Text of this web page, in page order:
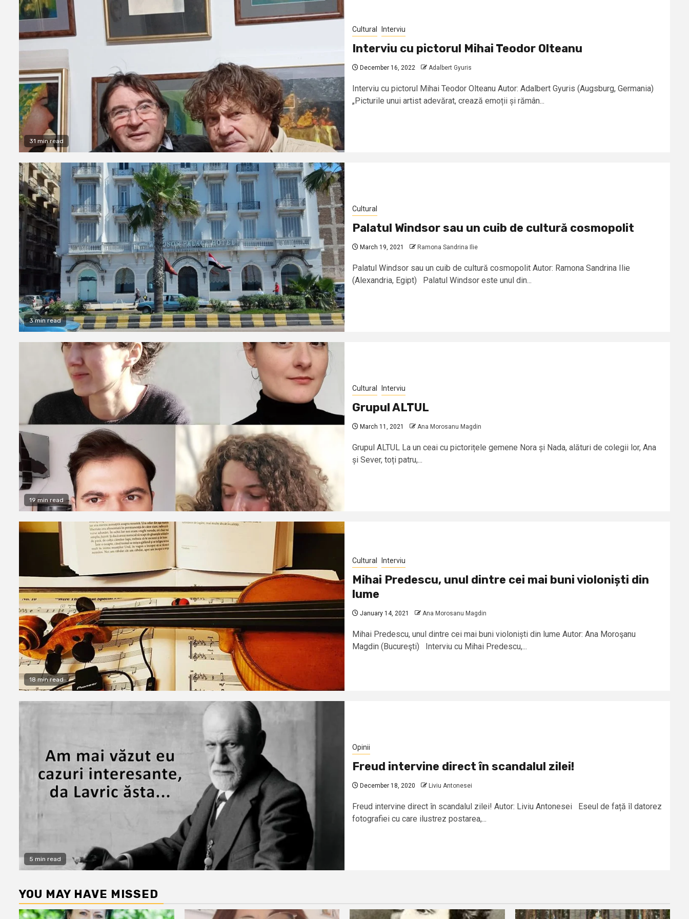
31 min read
Cultural Interviu
Interviu cu pictorul Mihai Teodor Olteanu
December 16, 2022 Adalbert Gyuris
Interviu cu pictorul Mihai Teodor Olteanu Autor: Adalbert Gyuris (Augsburg, Germania)
„Picturile unui artist adevărat, crează emoții și rămân...
3 min read
Cultural
Palatul Windsor sau un cuib de cultură cosmopolit
March 19, 2021 Ramona Sandrina Ilie
Palatul Windsor sau un cuib de cultură cosmopolit Autor: Ramona Sandrina Ilie
(Alexandria, Egipt) Palatul Windsor este unul din...
19 min read
Cultural Interviu
Grupul ALTUL
March 11, 2021 Ana Morosanu Magdin
Grupul ALTUL La un ceai cu pictorițele gemene Nora și Nada, alături de colegii lor, Ana
și Sever, toți patru,...
18 min read
Cultural Interviu
Mihai Predescu, unul dintre cei mai buni violoniști din
lume
January 14, 2021 Ana Morosanu Magdin
Mihai Predescu, unul dintre cei mai buni violoniști din lume Autor: Ana Moroşanu
Magdin (Bucureşti) Interviu cu Mihai Predescu,...
5 min read
Opinii
Freud intervine direct în scandalul zilei!
December 18, 2020 Liviu Antonesei
Freud intervine direct în scandalul zilei! Autor: Liviu Antonesei Eseul de față îl datorez
fotografiei cu care ilustrez postarea,...
YOU MAY HAVE MISSED